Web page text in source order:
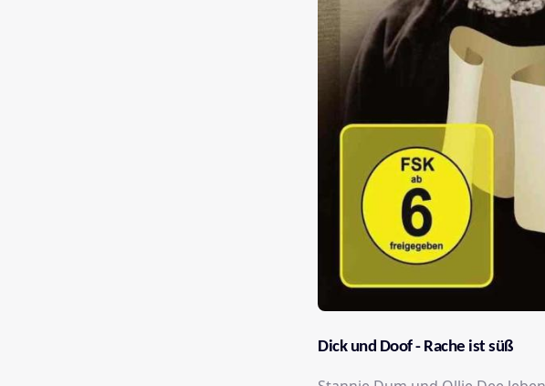
Dick und Doof - Rache ist süß